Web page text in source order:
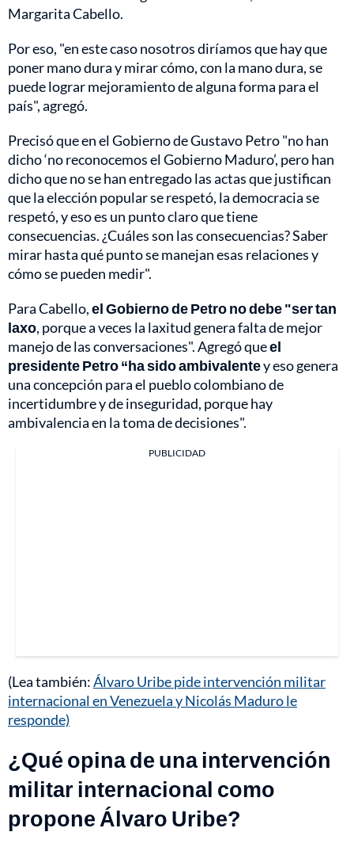
Margarita Cabello.
Por eso, "en este caso nosotros diríamos que hay que
poner mano dura y mirar cómo, con la mano dura, se
puede lograr mejoramiento de alguna forma para el
país", agregó.
Precisó que en el Gobierno de Gustavo Petro "no han
dicho ‘no reconocemos el Gobierno Maduro’, pero han
dicho que no se han entregado las actas que justifican
que la elección popular se respetó, la democracia se
respetó, y eso es un punto claro que tiene
consecuencias. ¿Cuáles son las consecuencias? Saber
mirar hasta qué punto se manejan esas relaciones y
cómo se pueden medir".
Para Cabello,el Gobierno de Petro no debe "ser tan
laxo, porque a veces la laxitud genera falta de mejor
manejo de las conversaciones". Agregó queel
presidente Petro “ha sido ambivalentey eso genera
una concepción para el pueblo colombiano de
incertidumbre y de inseguridad, porque hay
ambivalencia en la toma de decisiones".
PUBLICIDAD
(Lea también:Álvaro Uribe pide intervención militar
internacional en Venezuela y Nicolás Maduro le
responde)
¿Qué opina de una intervención
militar internacional como
propone Álvaro Uribe?